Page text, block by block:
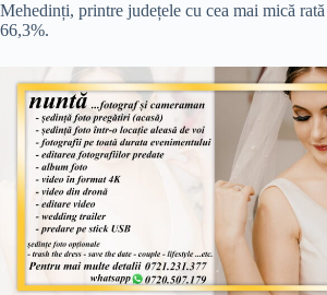
Mehedinți, printre județele cu cea mai mică
66,3%.